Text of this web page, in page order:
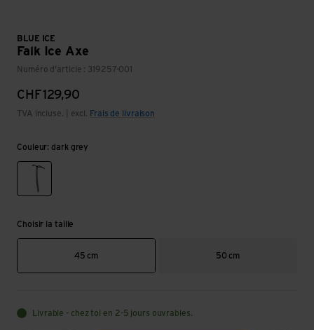
BLUE ICE
Falk Ice Axe
Numéro d'article : 319257-001
CHF129,90
TVA incluse. | excl. Frais de livraison
Couleur: dark grey
dark grey
Choisir la taille
45 cm 50 cm
Livrable - chez toi en 2-5 jours ouvrables.